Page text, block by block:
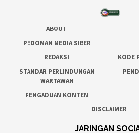
ABOUT
PEDOMAN MEDIA SIBER
REDAKSI
KODE
STANDAR PERLINDUNGAN
WARTAWAN
PENGADUAN KONTEN
DISCLAIMER
JARINGAN